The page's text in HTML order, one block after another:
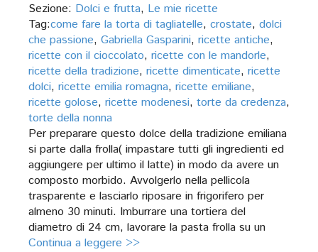
Sezione: Dolci e frutta, Le mie ricette
Tag:come fare la torta di tagliatelle, crostate, dolci
che passione, Gabriella Gasparini, ricette antiche,
ricette con il cioccolato, ricette con le mandorle,
ricette della tradizione, ricette dimenticate, ricette
dolci, ricette emilia romagna, ricette emiliane,
ricette golose, ricette modenesi, torte da credenza,
torte della nonna
Per preparare questo dolce della tradizione emiliana
si parte dalla frolla( impastare tutti gli ingredienti ed
aggiungere per ultimo il latte) in modo da avere un
composto morbido. Avvolgerlo nella pellicola
trasparente e lasciarlo riposare in frigorifero per
almeno 30 minuti. Imburrare una tortiera del
diametro di 24 cm, lavorare la pasta frolla su un
Continua a leggere >>